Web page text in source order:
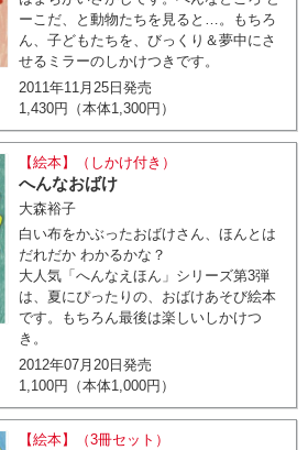
ーこだ、と動物たちを見ると…。もちろ
ん、子どもたちを、びっくり＆夢中にさ
せるミラーのしかけつきです。
2011年11月25日発売
1,430円（本体1,300円）
【絵本】（しかけ付き）
へんなおばけ
大森裕子
白い布をかぶったおばけさん、ほんとは
だれだか わかるかな？
大人気「へんなえほん」シリーズ第3弾
は、夏にぴったりの、おばけあそび絵本
です。もちろん最後は楽しいしかけつ
き。
2012年07月20日発売
1,100円（本体1,000円）
【絵本】（3冊セット）